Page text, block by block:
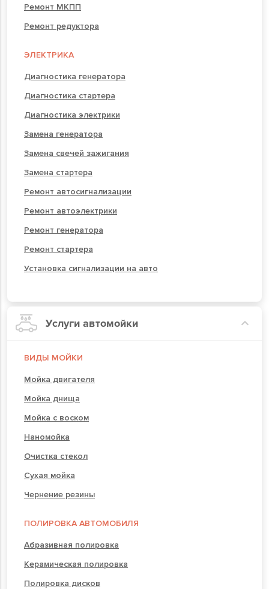
Ремонт МКПП
Ремонт редуктора
ЭЛЕКТРИКА
Диагностика генератора
Диагностика стартера
Диагностика электрики
Замена генератора
Замена свечей зажигания
Замена стартера
Ремонт автосигнализации
Ремонт автоэлектрики
Ремонт генератора
Ремонт стартера
Установка сигнализации на авто
Услуги автомойки
ВИДЫ МОЙКИ
Мойка двигателя
Мойка днища
Мойка с воском
Наномойка
Очистка стекол
Сухая мойка
Чернение резины
ПОЛИРОВКА АВТОМОБИЛЯ
Абразивная полировка
Керамическая полировка
Полировка дисков